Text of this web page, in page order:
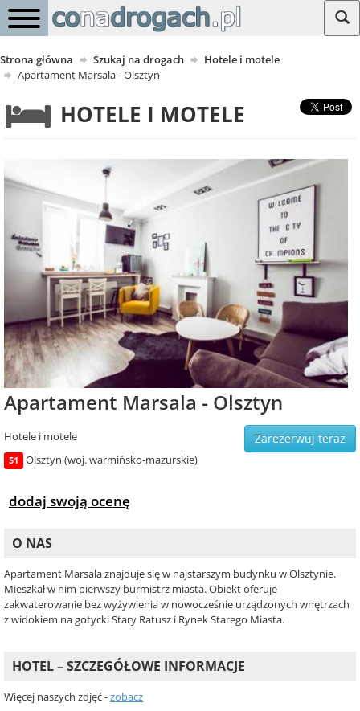
Strona główna Szukaj na drogach
Hotele i motele
Apartament Marsala - Olsztyn
HOTELE I MOTELE
Apartament Marsala - Olsztyn
Zarezerwuj teraz
Hotele i motele
51 Olsztyn (woj. warmińsko-mazurskie)
dodaj swoją ocenę
O NAS
Apartament Marsala znajduje się w najstarszym budynku w Olsztynie.
Mieszkał w nim pierwszy burmistrz miasta. Obiekt oferuje
zakwaterowanie bez wyżywienia w nowocześnie urządzonych wnętrzach
z widokiem na gotycki Stary Ratusz i Rynek Starego Miasta.
HOTEL – SZCZEGÓŁOWE INFORMACJE
Więcej naszych zdjęć -zobacz